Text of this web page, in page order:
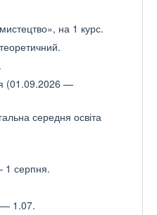
на 1 курс.
(01.09.2026 —
середня освіта
1 серпня.
— 1.07.